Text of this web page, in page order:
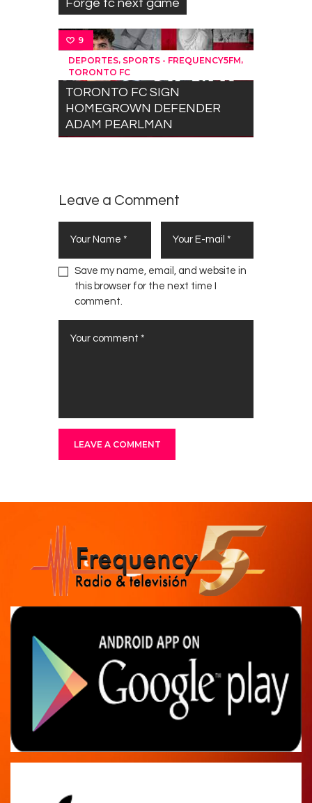
Forge fc next game
9
DEPORTES, SPORTS - FREQUENCY5FM,
TORONTO FC
TORONTO FC SIGN
HOMEGROWN DEFENDER
ADAM PEARLMAN
Leave a Comment
Save my name, email, and website in
this browser for the next time I
comment.